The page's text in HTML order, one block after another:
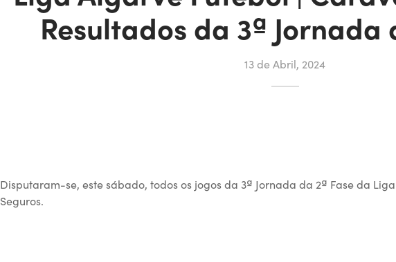
Resultados da 3ª Jornada
13 de Abril, 2024
Disputaram-se, este sábado, todos os jogos da 3ª Jornada da 2ª Fase da
Seguros.